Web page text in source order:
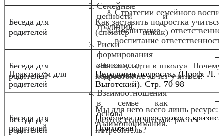
Стратегии семейного
Воспитание
воспитание
Практикум для
родителей
Педология подростка (Проф. Л.
Выготский). Стр. 70-98
Беседа для
родителей
Проблема подросткового
Прихожан)
Семейные
ценности и
традиции.
Риски
формирования
зависимого
поведения.
Взаимоотношения
в семье как
основа
взаимопонимания.
Беседа для
родителей
Как заставить подростка
(спойлер — никак)
Беседа для
родителей
«Не хочу идти в школу».
подросток не хочет учиться?
Беседа для
родителей
Мы для него всего лишь
делать, если в семье растет
потребитель?